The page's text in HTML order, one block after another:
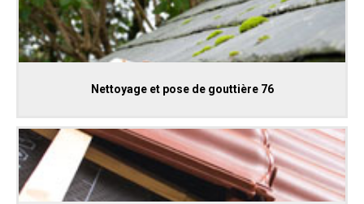
Nettoyage et pose de gouttière 76